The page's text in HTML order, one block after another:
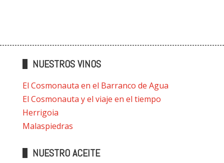
NUESTROS VINOS
El Cosmonauta en el Barranco de Agua
El Cosmonauta y el viaje en el tiempo
Herrigoia
Malaspiedras
NUESTRO ACEITE